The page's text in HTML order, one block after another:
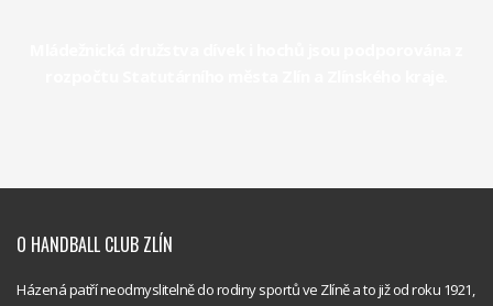
O HANDBALL CLUB ZLÍN
Házená patří neodmyslitelně do rodiny sportů ve Zlíně a to již od roku 1921,